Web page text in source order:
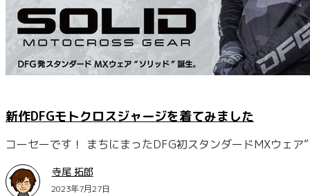
新作DFGモトクロスジャージを着てみました
コーセーです！ まちにまったDFG初スタンダードMXウェ
寺尾 拓郎
2023年7月27日